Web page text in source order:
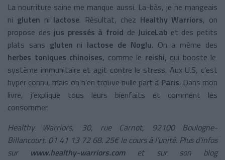
La nourriture saine me manque aussi. La-bàs, je ne mangeais
ni gluten ni lactose. Résultat, chez Healthy Warriors, on
propose des jus pressés à froid deJuiceLab et des petits
plats sans gluten ni lactose de Noglu. On a même des
herbes toniques chinoises, comme le reishi, qui booste le
système immunitaire et agit contre le stress. Aux U.S, c’est
hyper connu, mais on n’en trouve nulle part à Paris. Dans mon
livre, j’explique tous leurs bienfaits et comment les
consommer.
Healthy Warriors, 30, rue Carnot, 92100 Boulogne-
Billancourt. 01 41 13 72 68. 25€ le cours à l’unité. Plus d’infos
sur www.healthy-warriors.comet sur son blog